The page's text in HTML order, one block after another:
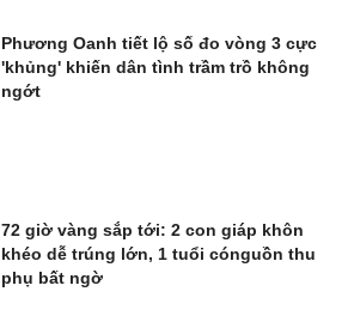
Phương Oanh tiết lộ số đo vòng 3 cực
'khủng' khiến dân tình trầm trồ không
ngớt
72 giờ vàng sắp tới: 2 con giáp khôn
khéo dễ trúng lớn, 1 tuổi cónguồn thu
phụ bất ngờ